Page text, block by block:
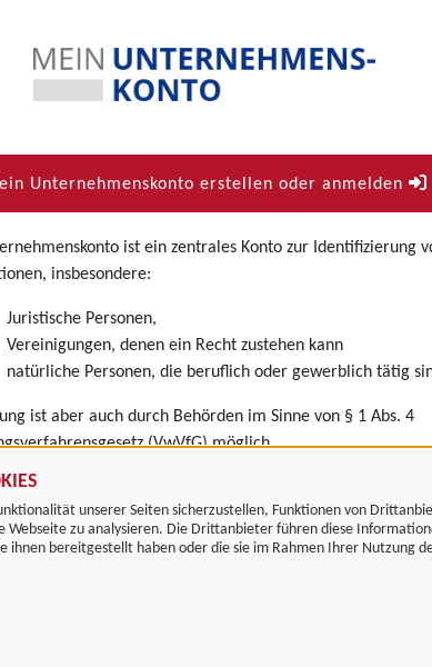
unserer Seiten sicherzustellen, Funktionen von
Webseite zu analysieren. Die Drittanbieter führen diese
ihnen bereitgestellt haben oder die sie im Rahmen Ihrer Nutzung
Unternehmenskonto erstellen oder anmelden
ist ein zentrales Konto zur Identifizierung
insbesondere:
Juristische Personen,
Vereinigungen, denen ein Recht zustehen kann
natürliche Personen, die beruflich oder gewerblich tätig
ist aber auch durch Behörden im Sinne von § 1 Abs. 4
(VwVfG) möglich.